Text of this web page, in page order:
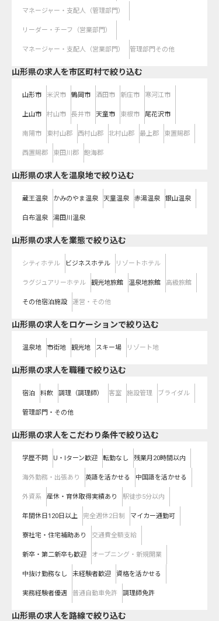
マネージャー・支配人（管理部門）
リーダー・チーフ（営業部門）
マネージャー・支配人（営業部門） 管理部門その他
山形県の求人を市区町村で絞り込む
山形市 米沢市 鶴岡市 酒田市 新庄市 寒河江市
上山市 村山市 長井市 天童市 東根市 尾花沢市
南陽市 東村山郡 西村山郡 北村山郡 最上郡 東置賜郡
西置賜郡 東田川郡 飽海郡
山形県の求人を温泉地で絞り込む
蔵王温泉 かみのやま温泉 天童温泉 赤湯温泉 銀山温泉
白布温泉 湯田川温泉
山形県の求人を業態で絞り込む
シティホテル ビジネスホテル リゾートホテル
ラグジュアリーホテル 観光地旅館 温泉地旅館 高級旅館
その他宿泊施設 運営・その他
山形県の求人をロケーションで絞り込む
温泉地 市街地 観光地 スキー場 リゾート地
山形県の求人を職種で絞り込む
宿泊 料飲 調理（調理師） 客室 施設管理 ブライダル
管理部門・その他
山形県の求人をこだわり条件で絞り込む
学歴不問 U・Iターン歓迎 転勤なし 残業月20時間以内
海外勤務・出張あり 英語を活かせる 中国語を活かせる
外資系 産休・育休取得実績あり 駅徒歩5分以内
年間休日120日以上 完全週休2日制 マイカー通勤可
寮社宅・住宅補助あり 交通費全額支給
新卒・第二新卒も歓迎 オープニング・新規開業
中抜け勤務なし 未経験者歓迎 資格を活かせる
実務経験者優遇 普通自動車免許 調理師免許
山形県の求人を路線で絞り込む